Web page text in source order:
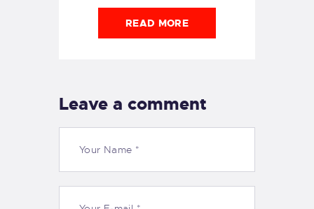
READ MORE
Leave a comment